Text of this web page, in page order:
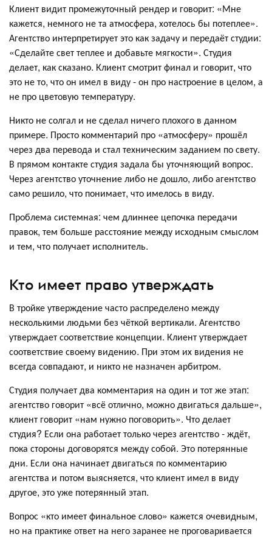
Клиент видит промежуточный рендер и говорит: «Мне
кажется, немного не та атмосфера, хотелось бы потеплее».
Агентство интерпретирует это как задачу и передаёт студии:
«Сделайте свет теплее и добавьте мягкости». Студия
делает, как сказано. Клиент смотрит финал и говорит, что
это не то, что он имел в виду - он про настроение в целом, а
не про цветовую температуру.
Никто не солгал и не сделал ничего плохого в данном
примере. Просто комментарий про «атмосферу» прошёл
через два перевода и стал техническим заданием по свету.
В прямом контакте студия задала бы уточняющий вопрос.
Через агентство уточнение либо не дошло, либо агентство
само решило, что понимает, что имелось в виду.
Проблема системная: чем длиннее цепочка передачи
правок, тем больше расстояние между исходным смыслом
и тем, что получает исполнитель.
Кто имеет право утверждать
В тройке утверждение часто распределено между
несколькими людьми без чёткой вертикали. Агентство
утверждает соответствие концепции. Клиент утверждает
соответствие своему видению. При этом их видения не
всегда совпадают, и никто не назначен арбитром.
Студия получает два комментария на один и тот же этап:
агентство говорит «всё отлично, можно двигаться дальше»,
клиент говорит «нам нужно поговорить». Что делает
студия? Если она работает только через агентство - ждёт,
пока стороны договорятся между собой. Это потерянные
дни. Если она начинает двигаться по комментарию
агентства и потом выясняется, что клиент имел в виду
другое, это уже потерянный этап.
Вопрос «кто имеет финальное слово» кажется очевидным,
но на практике ответ на него заранее не проговаривается